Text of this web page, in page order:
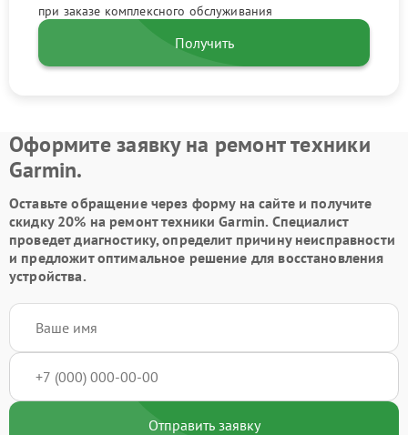
при заказе комплексного обслуживания
Получить
Оформите заявку на ремонт техники
Garmin.
Оставьте обращение через форму на сайте и получите
скидку 20% на ремонт техники Garmin. Специалист
проведет диагностику, определит причину неисправности
и предложит оптимальное решение для восстановления
устройства.
Отправить заявку